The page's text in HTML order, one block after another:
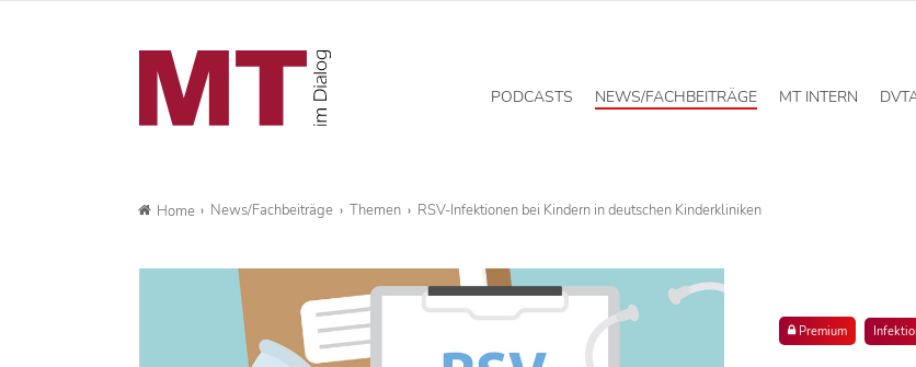
PODCASTS NEWS/FACHBEITRÄGE MT INTERN
Home News/Fachbeiträge Themen RSV-Infektionen bei Kindern in deutschen Kinderkliniken
Premium